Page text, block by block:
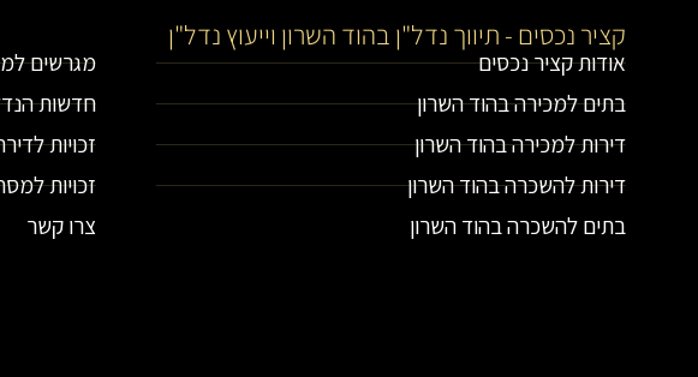
קציר נכסים - תיווך נדל"ן בהוד השרון וייעוץ נדל"ן
אודות קציר נכסים
בתים למכירה בהוד השרון
דירות למכירה בהוד השרון
דירות להשכרה בהוד השרון
בתים להשכרה בהוד השרון
מגרשים
חדשות
זכויות
זכויות
צרו קשר